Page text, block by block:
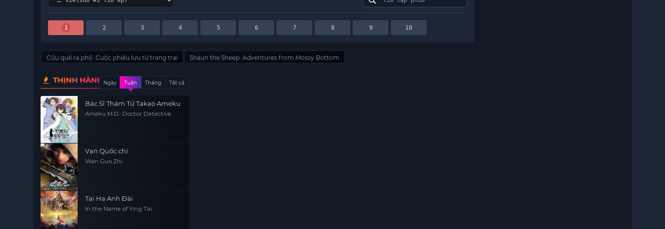
1 2 3 4 5 6 7 8 9 10
Cừu quê ra phố: Cuộc phiêu lưu từ trang trại Shaun the Sheep: Adventures from Mossy Bottom
THỊNH HÀNH Ngày Tuần Tháng Tất cả
Bác Sĩ Thám Tử Takao Ameku
Ameku M.D.: Doctor Detective
Vạn Quốc chí
Wan Guo Zhi
Tại Hạ Anh Đài
In the Name of Ying Tai